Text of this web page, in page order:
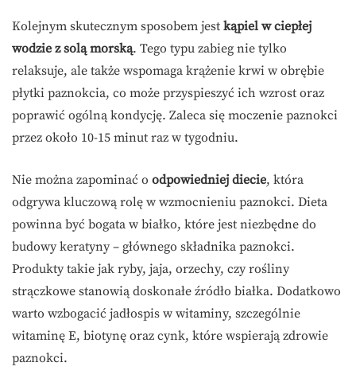
Kolejnym skutecznym sposobem jest kąpiel w ciepłej
wodzie z solą morską. Tego typu zabieg nie tylko
relaksuje, ale także wspomaga krążenie krwi w obrębie
płytki paznokcia, co może przyspieszyć ich wzrost oraz
poprawić ogólną kondycję. Zaleca się moczenie paznokci
przez około 10-15 minut raz w tygodniu.
Nie można zapominać o odpowiedniej diecie, która
odgrywa kluczową rolę w wzmocnieniu paznokci. Dieta
powinna być bogata w białko, które jest niezbędne do
budowy keratyny – głównego składnika paznokci.
Produkty takie jak ryby, jaja, orzechy, czy rośliny
strączkowe stanowią doskonałe źródło białka. Dodatkowo
warto wzbogacić jadłospis w witaminy, szczególnie
witaminę E, biotynę oraz cynk, które wspierają zdrowie
paznokci.